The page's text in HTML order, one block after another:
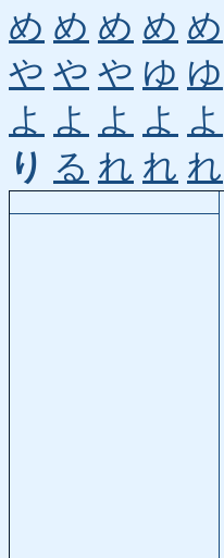
め め め め め
や や や ゆ ゆ
よ よ よ よ よ
り る れ れ れ